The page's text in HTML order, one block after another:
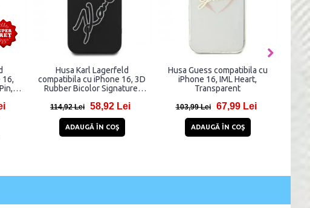
Husa Karl Lagerfeld
compatibila cu iPhone 16, 3D
Rubber Bicolor Signature,
58,92 Lei
ADAUGĂ ÎN COŞ
Husa Guess compatibila cu
iPhone 16, IML Heart,
Transparent
67,99 Lei
ADAUGĂ ÎN COŞ
Carcasa